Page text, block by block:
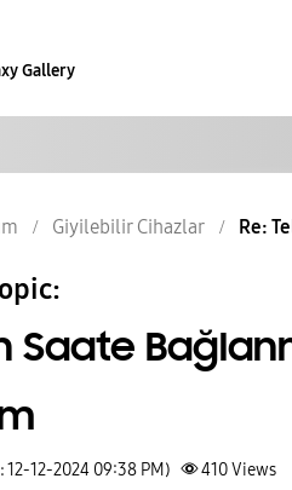
Gallery
Giyilebilir Cihazlar Re:
Saate
12-12-2024 09:38 PM) 410Views